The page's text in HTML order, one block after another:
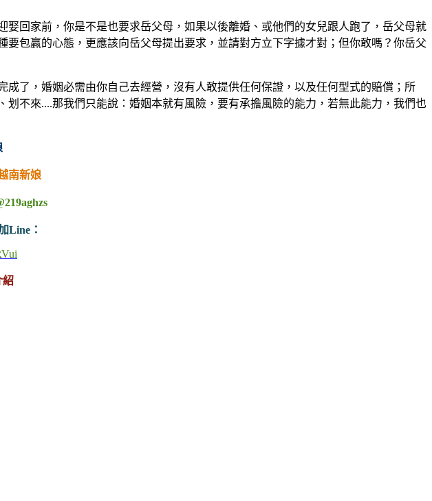
回家前，你是不是也要求岳父母，如果以後離婚、或他們的女兒跟人跑了，岳父母就
包贏的心態，更應該向岳父母提出要求，並請對方立下字據才對；但你敢嗎？你岳父
了，婚姻必需由你自己去經營，沒有人敢提供任何保證，以及任何型式的賠償；所
不來....那我們只能說：婚姻本就有風險，要有承擔風險的能力，若無此能力，我們也
南新娘
Line：
紹